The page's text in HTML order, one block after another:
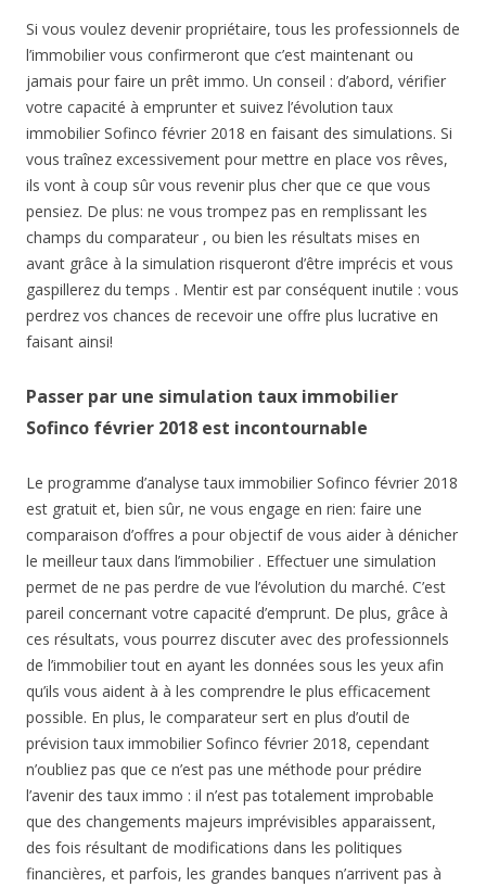
Si vous voulez devenir propriétaire, tous les professionnels de
l’immobilier vous confirmeront que c’est maintenant ou
jamais pour faire un prêt immo. Un conseil : d’abord, vérifier
votre capacité à emprunter et suivez l’évolution taux
immobilier Sofinco février 2018 en faisant des simulations. Si
vous traînez excessivement pour mettre en place vos rêves,
ils vont à coup sûr vous revenir plus cher que ce que vous
pensiez. De plus: ne vous trompez pas en remplissant les
champs du comparateur , ou bien les résultats mises en
avant grâce à la simulation risqueront d’être imprécis et vous
gaspillerez du temps . Mentir est par conséquent inutile : vous
perdrez vos chances de recevoir une offre plus lucrative en
faisant ainsi!
Passer par une simulation taux immobilier
Sofinco février 2018 est incontournable
Le programme d’analyse taux immobilier Sofinco février 2018
est gratuit et, bien sûr, ne vous engage en rien: faire une
comparaison d’offres a pour objectif de vous aider à dénicher
le meilleur taux dans l’immobilier . Effectuer une simulation
permet de ne pas perdre de vue l’évolution du marché. C’est
pareil concernant votre capacité d’emprunt. De plus, grâce à
ces résultats, vous pourrez discuter avec des professionnels
de l’immobilier tout en ayant les données sous les yeux afin
qu’ils vous aident à à les comprendre le plus efficacement
possible. En plus, le comparateur sert en plus d’outil de
prévision taux immobilier Sofinco février 2018, cependant
n’oubliez pas que ce n’est pas une méthode pour prédire
l’avenir des taux immo : il n’est pas totalement improbable
que des changements majeurs imprévisibles apparaissent,
des fois résultant de modifications dans les politiques
financières, et parfois, les grandes banques n’arrivent pas à